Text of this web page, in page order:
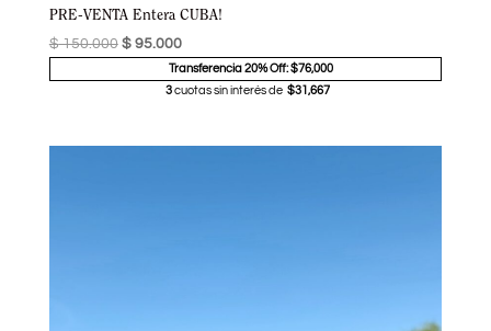
PRE-VENTA Entera CUBA!
$150.000 $95.000
Transferencia 20% Off: $76,000
3cuotas sin interés de $31,667